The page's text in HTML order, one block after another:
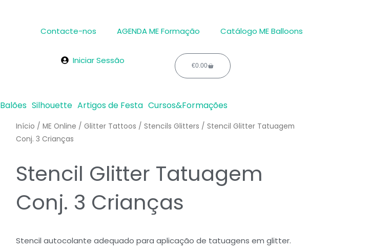
Contacte-nos
AGENDA ME Formação Catálogo ME Balloons
Iniciar Sessão €0.00Carrinho
Balões Silhouette Artigos de Festa Cursos&Formações
Início / ME Online / Glitter Tattoos / Stencils Glitters / Stencil Glitter Tatuagem
Conj. 3 Crianças
Stencil Glitter Tatuagem
Conj. 3 Crianças
Stencil autocolante adequado para aplicação de tatuagens em glitter.